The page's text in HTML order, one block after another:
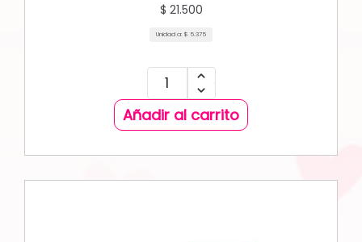
$ 21.500
Unidad a: $ 5.375
Añadir al carrito